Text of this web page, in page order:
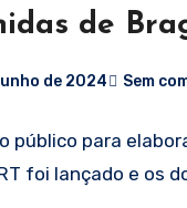
de
de 2024 Sem
público para
foi lançado e os